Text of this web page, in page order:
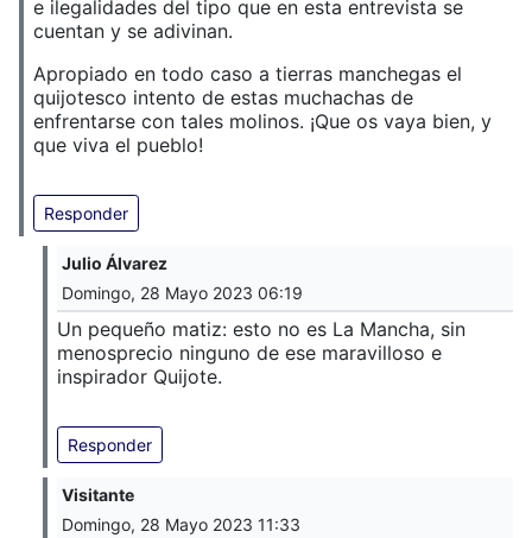
e ilegalidades del tipo que en esta entrevista se
cuentan y se adivinan.
Apropiado en todo caso a tierras manchegas el
quijotesco intento de estas muchachas de
enfrentarse con tales molinos. ¡Que os vaya bien, y
que viva el pueblo!
Responder
Julio Álvarez
Domingo, 28 Mayo 2023 06:19
Un pequeño matiz: esto no es La Mancha, sin
menosprecio ninguno de ese maravilloso e
inspirador Quijote.
Responder
Visitante
Domingo, 28 Mayo 2023 11:33